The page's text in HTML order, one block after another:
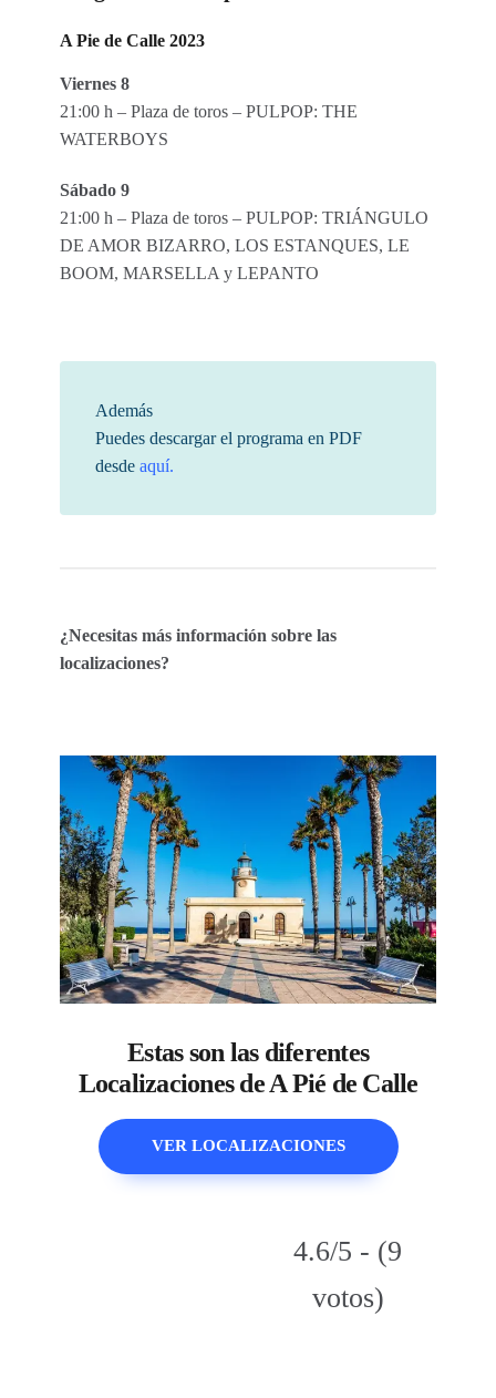
A Pie de Calle 2023
Viernes 8
21:00 h – Plaza de toros – PULPOP: THE
WATERBOYS
Sábado 9
21:00 h – Plaza de toros – PULPOP: TRIÁNGULO
DE AMOR BIZARRO, LOS ESTANQUES, LE
BOOM, MARSELLA y LEPANTO
Además
Puedes descargar el programa en PDF
desde aquí.
¿Necesitas más información sobre las
localizaciones?
Estas son las diferentes
Localizaciones de A Pié de Calle
VER LOCALIZACIONES
4.6/5 - (9
votos)